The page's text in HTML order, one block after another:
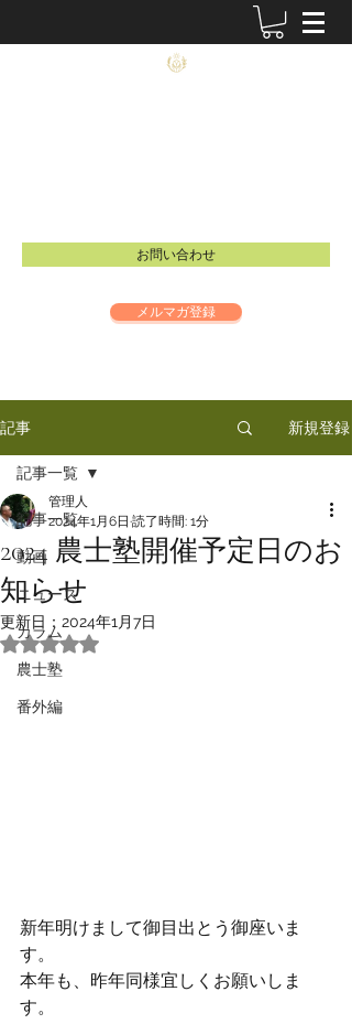
お問い合わせ
メルマガ登録
記事 新規登録
記事一覧
動画
ニュース
カラム
農士塾
番外編
記事一覧
2024 農士塾開催予定日のお
知らせ
管理人
2024年1月6日 読了時間: 1分
更新日： 2024年1月7日
5つ星のうちNaNと評価されています。
新年明けまして御目出とう御座いま
す。
本年も、昨年同様宜しくお願いしま
す。